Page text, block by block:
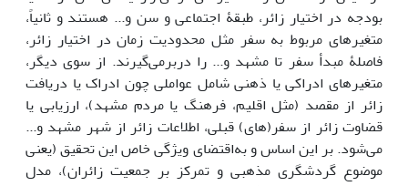
بودجه در اختیار زائر، طبقۀ اجتماعی و سن و... هستند و ثانیاً،
متغیرهای مربوط به سفر مثل محدودیت زمان در اختیار زائر،
فاصلۀ مبدأ سفر تا مشهد و... را دربرمی‌گیرند. از سوی دیگر،
متغیرهای ادراکی یا ذهنی شامل عواملی چون ادراک یا دریافت
زائر از مقصد (مثل اقلیم، فرهنگ یا مردم مشهد)، ارزیابی یا
قضاوت زائر از سفر(های) قبلی، اطلاعات زائر از شهر مشهد و...
می‌شود. بر این اساس و به‌اقتضای ویژگی خاص این تحقیق (یعنی
موضوع گردشگری مذهبی و تمرکز بر جمعیت زائران)، مدل